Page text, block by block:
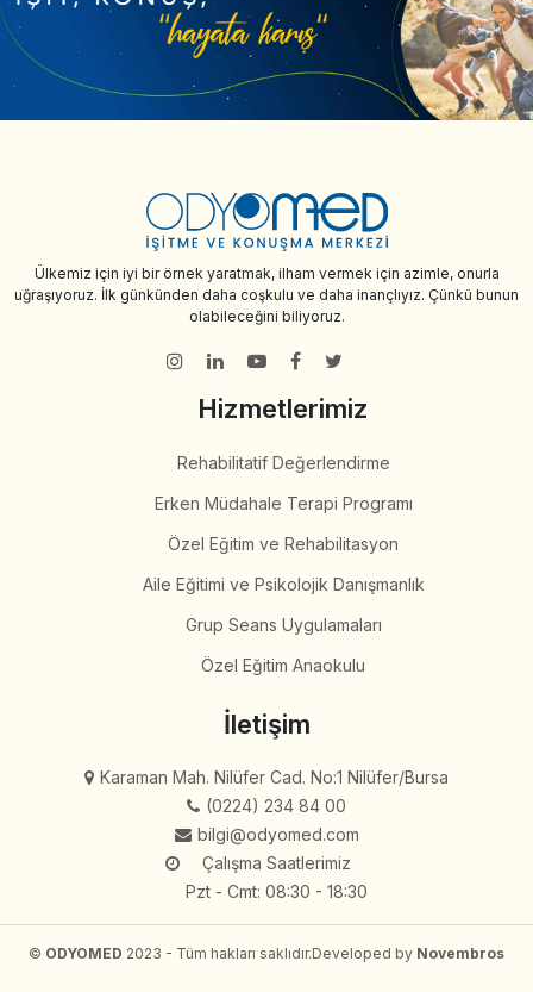
Ülkemiz için iyi bir örnek yaratmak, ilham vermek için azimle, onurla
uğraşıyoruz. İlk günkünden daha coşkulu ve daha inançlıyız. Çünkü bunun
olabileceğini biliyoruz.
Hizmetlerimiz
Rehabilitatif Değerlendirme
Erken Müdahale Terapi Programı
Özel Eğitim ve Rehabilitasyon
Aile Eğitimi ve Psikolojik Danışmanlık
Grup Seans Uygulamaları
Özel Eğitim Anaokulu
İletişim
Karaman Mah. Nilüfer Cad. No:1 Nilüfer/Bursa
(0224) 234 84 00
bilgi@odyomed.com
Çalışma Saatlerimiz
Pzt - Cmt: 08:30 - 18:30
© ODYOMED 2023 - Tüm hakları saklıdır.Developed by Novembros